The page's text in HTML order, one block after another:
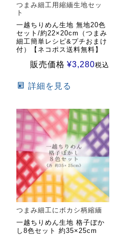
つまみ細工用縮緬生地セッ
ト
一越ちりめん生地 無地20色
セット/約22×20cm（つまみ
細工簡単レシピ&プチおまけ
付）【ネコポス送料無料】
販売価格 ¥3,280税込
詳細を見る
つまみ細工にボカシ柄縮緬
一越ちりめん生地 格子ぼか
し8色セット 約35×25cm